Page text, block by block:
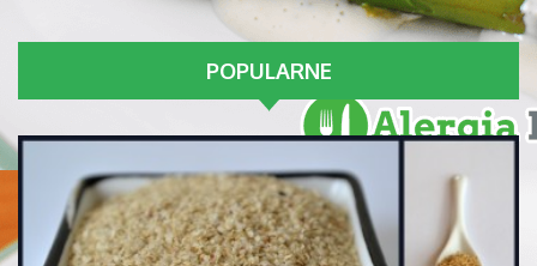
POPULARNE